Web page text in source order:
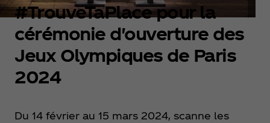
#TrouveTaPlace pour la
cérémonie d'ouverture des
Jeux Olympiques de Paris
2024
Du 14 février au 15 mars 2024, scanne les